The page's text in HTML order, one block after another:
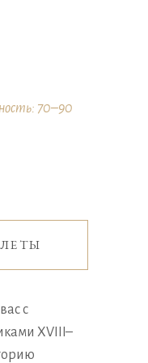
70–90
с
XVIII–